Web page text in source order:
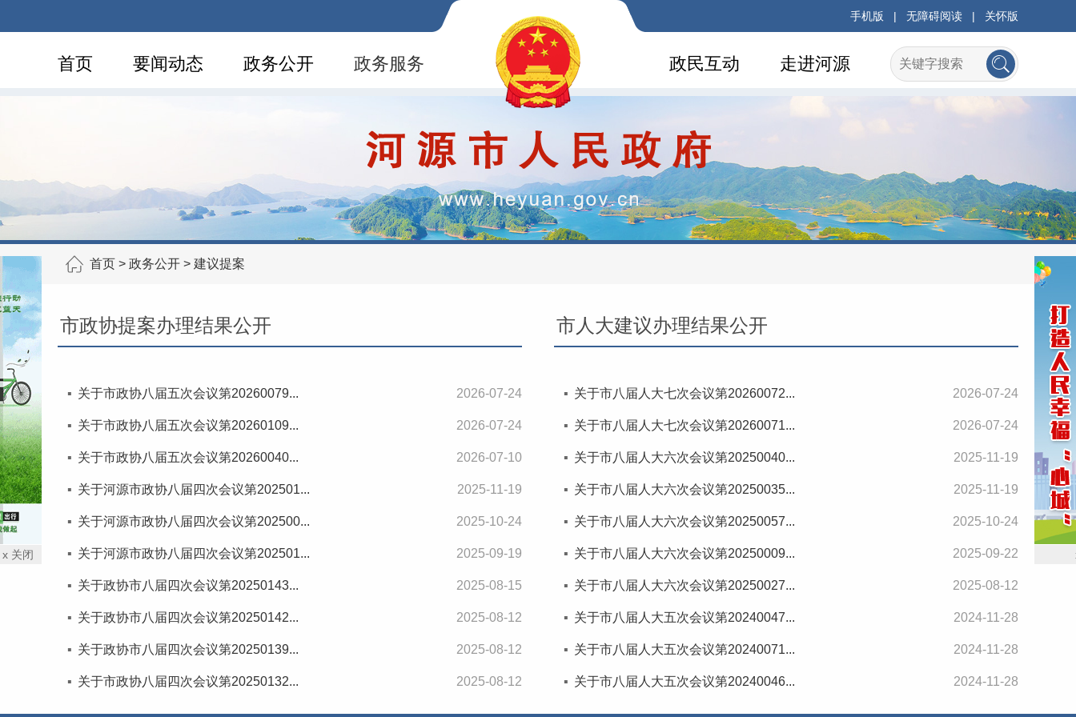
手机版 | 无障碍阅读 | 关怀版
首页 要闻动态 政务公开 政务服务 走进河源
政民互动
首页 > 政务公开 > 建议提案
市政协提案办理结果公开
2026-07-24
关于市政协八届五次会议第20260079...
2026-07-24
关于市政协八届五次会议第20260109...
2026-07-10
关于市政协八届五次会议第20260040...
2025-11-19
关于河源市政协八届四次会议第202501...
2025-10-24
关于河源市政协八届四次会议第202500...
2025-09-19
关于河源市政协八届四次会议第202501...
2025-08-15
关于政协市八届四次会议第20250143...
2025-08-12
关于政协市八届四次会议第20250142...
2025-08-12
关于政协市八届四次会议第20250139...
2025-08-12
关于市政协八届四次会议第20250132...
市人大建议办理结果公开
2026-07-24
关于市八届人大七次会议第20260072...
2026-07-24
关于市八届人大七次会议第20260071...
2025-11-19
关于市八届人大六次会议第20250040...
2025-11-19
关于市八届人大六次会议第20250035...
2025-10-24
关于市八届人大六次会议第20250057...
2025-09-22
关于市八届人大六次会议第20250009...
2025-08-12
关于市八届人大六次会议第20250027...
2024-11-28
关于市八届人大五次会议第20240047...
2024-11-28
关于市八届人大五次会议第20240071...
2024-11-28
关于市八届人大五次会议第20240046...
x 关闭